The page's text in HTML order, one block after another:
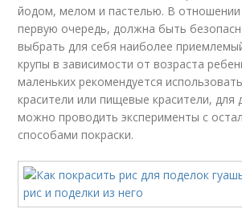
йодом, мелом и пастелью. В отношении
первую очередь, должна быть
выбрать для себя наиболее
крупы в зависимости от возраста
маленьких рекомендуется
красители или пищевые красители, для
можно проводить эксперименты с
способами покраски.